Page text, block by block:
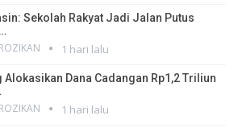
Sekolah Rakyat Jadi Jalan Putus
1 hari lalu
Alokasikan Dana Cadangan Rp1,2 Triliun
1 hari lalu